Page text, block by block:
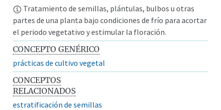
Tratamiento de semillas, plántulas, bulbos u otras
partes de una planta bajo condiciones de frío para acortar
el periodo vegetativo y estimular la floración.
CONCEPTO GENÉRICO
prácticas de cultivo vegetal
CONCEPTOS
RELACIONADOS
estratificación de semillas